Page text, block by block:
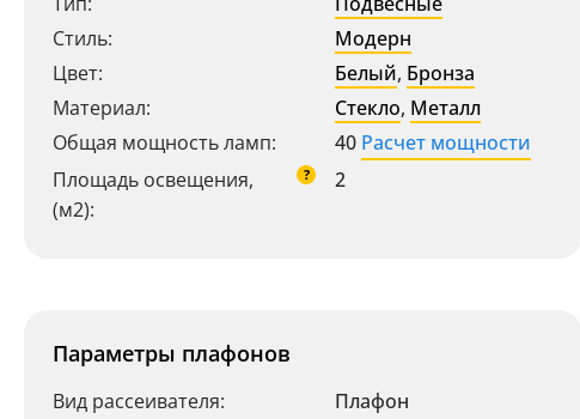
Стиль:
Модерн
Цвет:
Белый, Бронза
Материал:
Стекло, Металл
Общая мощность ламп:
40 Расчет мощности
Площадь освещения,
(м2):
? 2
Параметры плафонов
Вид рассеивателя:
Плафон